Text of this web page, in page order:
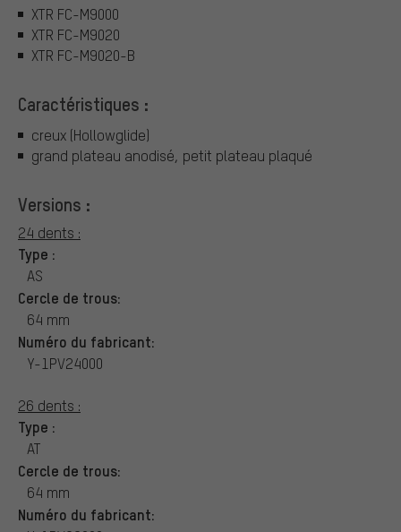
XTR FC-M9000
XTR FC-M9020
XTR FC-M9020-B
Caractéristiques :
creux (Hollowglide)
grand plateau anodisé, petit plateau plaqué
Versions :
24 dents :
Type :
AS
Cercle de trous:
64 mm
Numéro du fabricant:
Y-1PV24000
26 dents :
Type :
AT
Cercle de trous:
64 mm
Numéro du fabricant: